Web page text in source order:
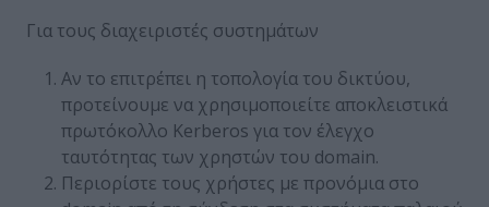
Για τους διαχειριστές συστημάτων
Αν το επιτρέπει η τοπολογία του δικτύου,
προτείνουμε να χρησιμοποιείτε αποκλειστικά
πρωτόκολλο Kerberos για τον έλεγχο
ταυτότητας των χρηστών του domain.
Περιορίστε τους χρήστες με προνόμια στο